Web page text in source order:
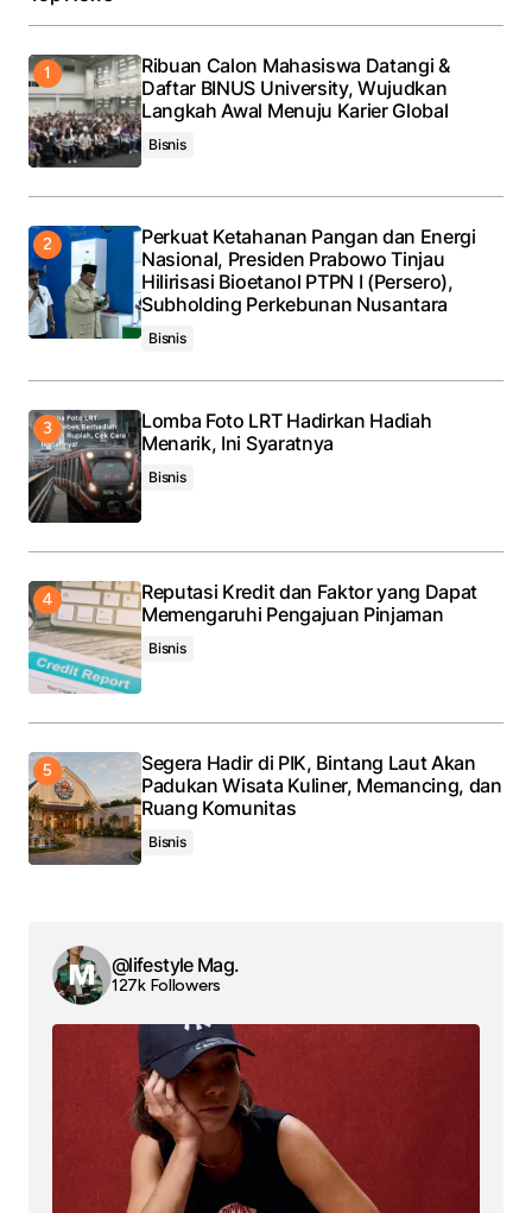
Your E-mail*
Save my name, email, and website in this browser
for the next time I comment.
Ribuan Calon Mahasiswa Datangi &
Daftar BINUS University, Wujudkan
Langkah Awal Menuju Karier Global
Bisnis
Perkuat Ketahanan Pangan dan Energi
Nasional, Presiden Prabowo Tinjau
Hilirisasi Bioetanol PTPN I (Persero),
Subholding Perkebunan Nusantara
Bisnis
Lomba Foto LRT Hadirkan Hadiah
Menarik, Ini Syaratnya
Bisnis
Reputasi Kredit dan Faktor yang Dapat
Memengaruhi Pengajuan Pinjaman
Bisnis
Segera Hadir di PIK, Bintang Laut Akan
Padukan Wisata Kuliner, Memancing, dan
Ruang Komunitas
Bisnis
@lifestyle Mag.
127k Followers